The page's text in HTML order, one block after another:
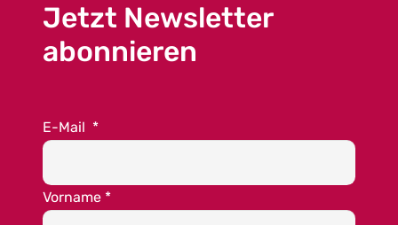
Jetzt Newsletter
abonnieren
E-Mail *
Vorname *